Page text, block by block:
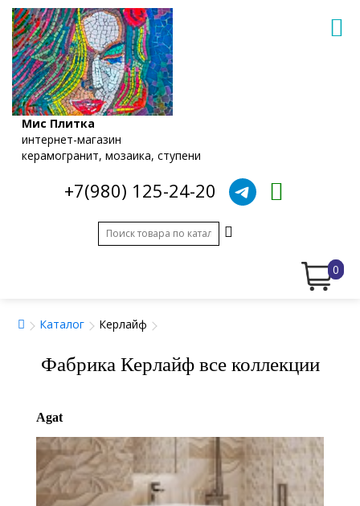
Мис Плитка
интернет-магазин
керамогранит, мозаика, ступени
+7(980) 125-24-20
0
Каталог Керлайф
Фабрика Керлайф все коллекции
Agat